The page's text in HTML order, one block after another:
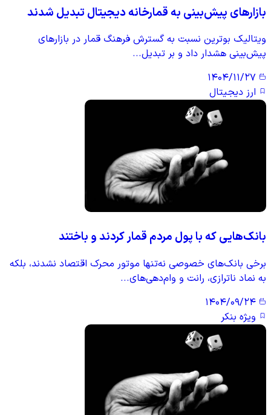
بازارهای پیش‌بینی به قمارخانه دیجیتال تبدیل شدند
ویتالیک بوترین نسبت به گسترش فرهنگ قمار در بازارهای
پیش‌بینی هشدار داد و بر تبدیل...
۱۴۰۴/۱۱/۲۷
ارز دیجیتال
بانک‌هایی که با پول مردم قمار کردند و باختند
برخی بانک‌های خصوصی نه‌تنها موتور محرک اقتصاد نشدند، بلکه
به نماد ناترازی، رانت و وام‌دهی‌های...
۱۴۰۴/۰۹/۲۴
ویژه بنکر